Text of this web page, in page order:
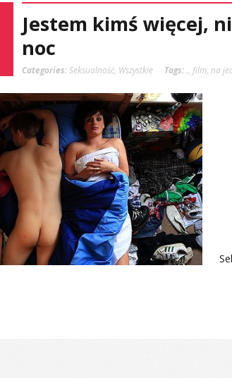
Jestem kimś więcej,
noc
Categories: Seksualność Wszystkie Tags:. film na